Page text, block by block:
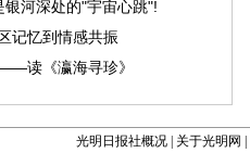
光明日报社概况 关于光明网